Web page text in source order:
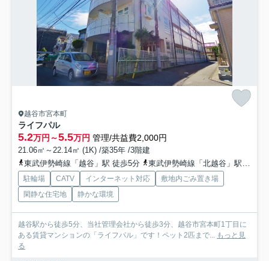
越谷市宮本町
ライフパル
5.2万円～5.5万円 管理/共益費2,000円
21.06㎡～22.14㎡ (1K) /築35年 /3階建
東武伊勢崎線「越谷」駅 徒歩5分
東武伊勢崎線「北越谷」駅 徒歩20分
駐輪場 CATV インターネット対応
敷地内ごみ置き場
閑静な住宅地
静かな環境
越谷駅から徒歩5分、当社管理会社から徒歩3分、越谷市宮本町1丁目に
ある賃貸マンションの「ライフパル」です！ペット2匹まで... もっと見
る